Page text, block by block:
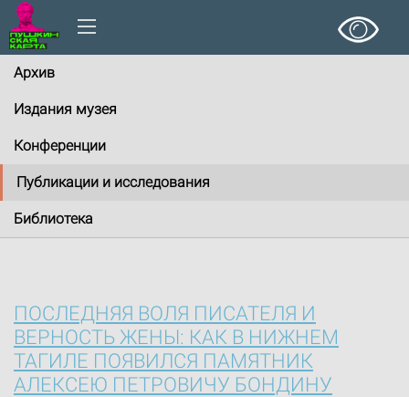
Архив
Издания музея
Конференции
Публикации и исследования
Библиотека
ПОСЛЕДНЯЯ ВОЛЯ ПИСАТЕЛЯ И
ВЕРНОСТЬ ЖЕНЫ: КАК В НИЖНЕМ
ТАГИЛЕ ПОЯВИЛСЯ ПАМЯТНИК
АЛЕКСЕЮ ПЕТРОВИЧУ БОНДИНУ